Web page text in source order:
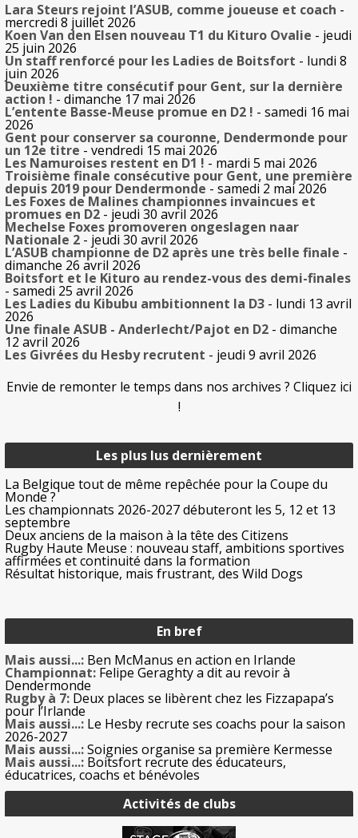
Les plus lus dernièrement
La Belgique tout de même repêchée pour la Coupe du
Monde ?
Les championnats 2026-2027 débuteront les 5, 12 et 13
septembre
Deux anciens de la maison à la tête des Citizens
Rugby Haute Meuse : nouveau staff, ambitions sportives
affirmées et continuité dans la formation
Résultat historique, mais frustrant, des Wild Dogs
Lara Steurs rejoint l’ASUB, comme joueuse et coach -
mercredi 8 juillet 2026
Koen Van den Elsen nouveau T1 du Kituro Ovalie - jeudi
25 juin 2026
Un staff renforcé pour les Ladies de Boitsfort - lundi 8
juin 2026
Deuxième titre consécutif pour Gent, sur la dernière
action ! - dimanche 17 mai 2026
L’entente Basse-Meuse promue en D2 ! - samedi 16 mai
2026
Gent pour conserver sa couronne, Dendermonde pour
un 12e titre - vendredi 15 mai 2026
Les Namuroises restent en D1 ! - mardi 5 mai 2026
Troisième finale consécutive pour Gent, une première
depuis 2019 pour Dendermonde - samedi 2 mai 2026
Les Foxes de Malines championnes invaincues et
promues en D2 - jeudi 30 avril 2026
Mechelse Foxes promoveren ongeslagen naar
Nationale 2 - jeudi 30 avril 2026
L’ASUB championne de D2 après une très belle finale -
dimanche 26 avril 2026
Boitsfort et le Kituro au rendez-vous des demi-finales
- samedi 25 avril 2026
Les Ladies du Kibubu ambitionnent la D3 - lundi 13 avril
2026
Une finale ASUB - Anderlecht/Pajot en D2 - dimanche
12 avril 2026
Les Givrées du Hesby recrutent - jeudi 9 avril 2026
Envie de remonter le temps dans nos archives ? Cliquez ici
!
En bref
Mais aussi...: Ben McManus en action en Irlande
Championnat: Felipe Geraghty a dit au revoir à
Dendermonde
Rugby à 7: Deux places se libèrent chez les Fizzapapa’s
pour l’Irlande
Mais aussi...: Le Hesby recrute ses coachs pour la saison
2026-2027
Mais aussi...:Soignies organise sa première Kermesse
Mais aussi...: Boitsfort recrute des éducateurs,
éducatrices, coachs et bénévoles
Activités de clubs